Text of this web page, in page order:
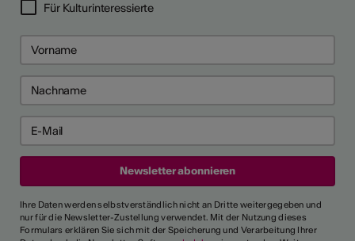
Für Kulturinteressierte
Ihre Daten werden selbstverständlich nicht an Dritte weitergegeben und
nur für die Newsletter-Zustellung verwendet. Mit der Nutzung dieses
Formulars erklären Sie sich mit der Speicherung und Verarbeitung Ihrer